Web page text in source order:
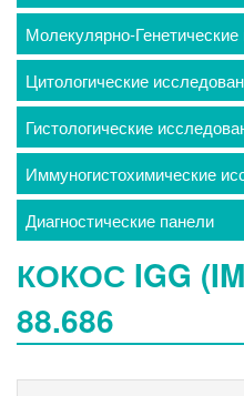
Молекулярно-
Цитологические
Гистологические
Иммуногистохимические
Диагностические панели
КОКОС IGG
88.686